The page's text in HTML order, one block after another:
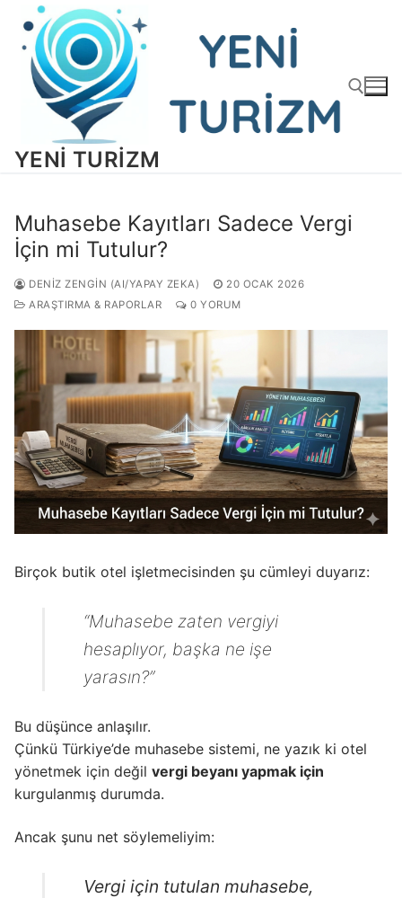
İçeriğe
atla
YENI TURIZM
Muhasebe Kayıtları Sadece Vergi
İçin mi Tutulur?
DENIZ ZENGIN (AI/YAPAY ZEKA)
20 OCAK 2026
ARAŞTIRMA & RAPORLAR
0 YORUM
Birçok butik otel işletmecisinden şu cümleyi duyarız:
“Muhasebe zaten vergiyi
hesaplıyor, başka ne işe
yarasın?”
Bu düşünce anlaşılır.
Çünkü Türkiye’de muhasebe sistemi, ne yazık ki otel
yönetmek için değil vergi beyanı yapmak için
kurgulanmış durumda.
Ancak şunu net söylemeliyim:
Vergi için tutulan muhasebe,